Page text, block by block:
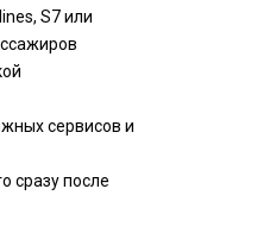
S7 или
сервисов и
сразу после